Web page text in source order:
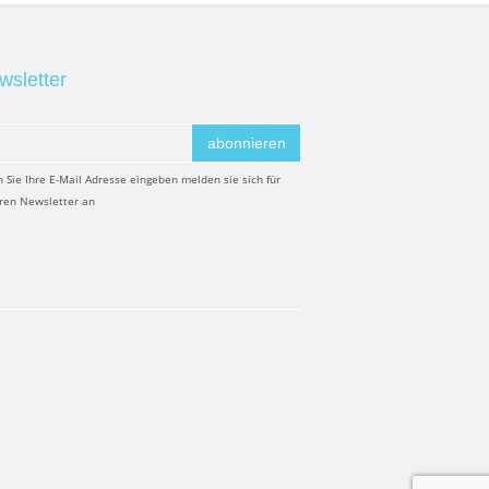
abonnieren
Sie Ihre E-Mail Adresse eingeben melden sie sich für
Newsletter an